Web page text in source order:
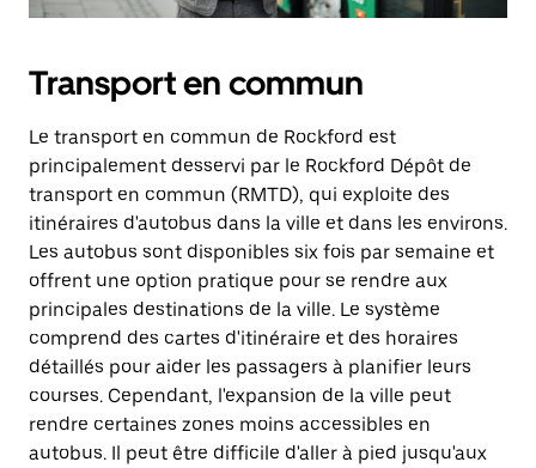
Transport en commun
Le transport en commun de Rockford est
principalement desservi par le Rockford Dépôt de
transport en commun (RMTD), qui exploite des
itinéraires d'autobus dans la ville et dans les environs.
Les autobus sont disponibles six fois par semaine et
offrent une option pratique pour se rendre aux
principales destinations de la ville. Le système
comprend des cartes d'itinéraire et des horaires
détaillés pour aider les passagers à planifier leurs
courses. Cependant, l'expansion de la ville peut
rendre certaines zones moins accessibles en
autobus. Il peut être difficile d'aller à pied jusqu'aux